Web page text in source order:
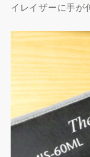
イレイザーに手が